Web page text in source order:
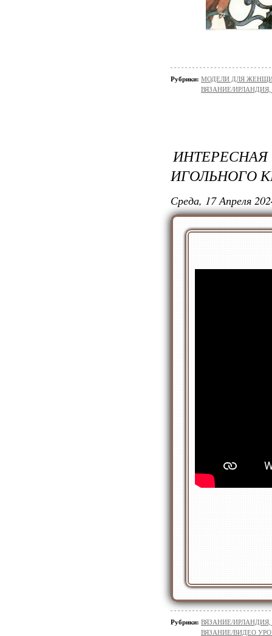
Рубрики: МОДЕЛИ ДЛЯ
ВЯЗАНИЕ/
ИГОЛЬНОГО
Среда, 17 Апреля
Рубрики: ВЯЗАНИЕ/
ВЯЗАНИЕ/ВИДЕО